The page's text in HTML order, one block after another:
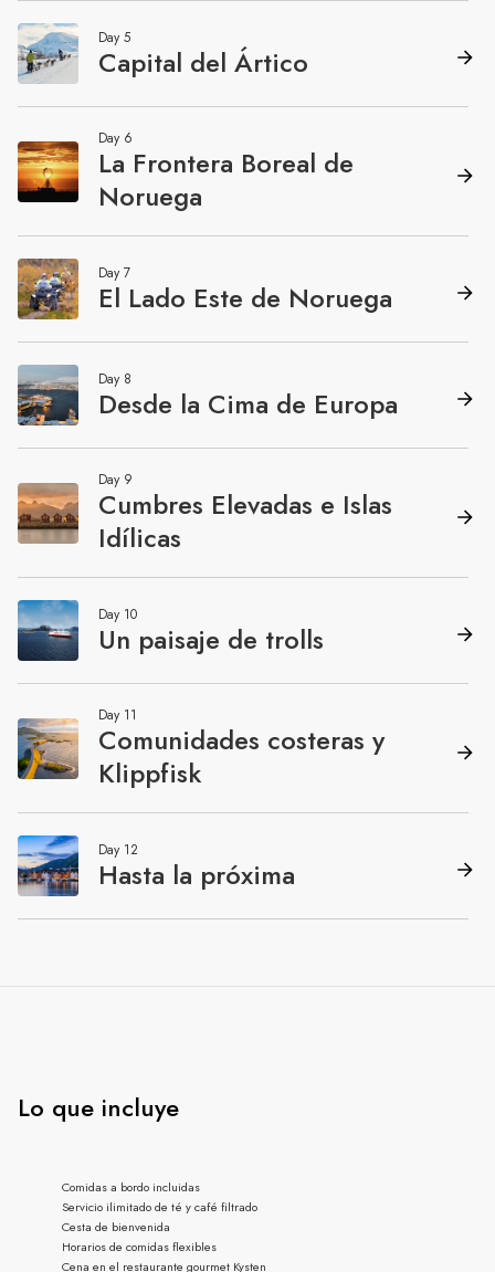
Lo que incluye
Comidas a bordo incluidas
Servicio ilimitado de té y café filtrado
Cesta de bienvenida
Horarios de comidas flexibles
Cena en el restaurante gourmet Kysten